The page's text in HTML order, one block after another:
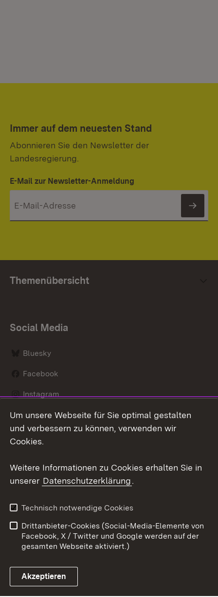
Immer auf dem neuesten Stand
Abonnieren Sie den Newsletter der
Landesregierung.
E-Mail zur Newsletter-Anmeldung
Themenübersicht
Social Media
Bluesky
Facebook
Instagram
LinkedIn
Link zum Landesportal
Datenschutz
Barrierefreiheit
Impressum
Cookies
Um unsere Webseite für Sie optimal gestalten
und verbessern zu können, verwenden wir
Cookies.
Weitere Informationen zu Cookies erhalten Sie in
unserer Datenschutzerklärung.
Technisch notwendige Cookies
Drittanbieter-Cookies (Social-Media-Elemente von
Facebook, X / Twitter und Google werden auf der
gesamten Webseite aktiviert.)
Akzeptieren